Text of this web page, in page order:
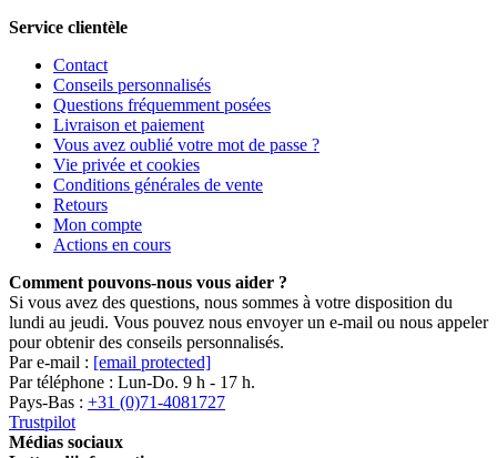
Service clientèle
Contact
Conseils personnalisés
Questions fréquemment posées
Livraison et paiement
Vous avez oublié votre mot de passe ?
Vie privée et cookies
Conditions générales de vente
Retours
Mon compte
Actions en cours
Comment pouvons-nous vous aider ?
Si vous avez des questions, nous sommes à votre disposition du
lundi au jeudi. Vous pouvez nous envoyer un e-mail ou nous appeler
pour obtenir des conseils personnalisés.
Par e-mail : [email protected]
Par téléphone : Lun-Do. 9 h - 17 h.
Pays-Bas : +31 (0)71-4081727
Trustpilot
Médias sociaux